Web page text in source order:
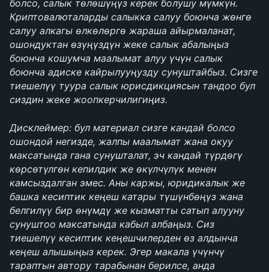
болсо, салык төлөшүңүз керек болушу мүмкүн.
Криптовалюталарды салыкка салуу боюнча жөнгө
салуу алкагы өлкөлөргө жараша айырмаланат,
ошондуктан өзүңүздүн жеке салык абалыңыз
боюнча кошумча маалымат алуу үчүн салык
боюнча адиске кайрылууңузду сунуштайбыз. Сизге
тиешелүү туура салык юрисдикциясын тандоо бул
сиздин жеке жоопкерчилигиңиз.
Дисклеймер: бул материал сизге кандай болсо
ошондой негизде, жалпы маалымат жана окуу
максатында гана сунушталат, эч кандай түрдөгү
көрсөтүлгөн кепилдик же өкүлчүлүк менен
камсыздалган эмес. Аны каржы, юридикалык же
башка кесиптик кеңеш катары түшүнбөңүз жана
белгилүү бир өнүмдү же кызматты сатып алууну
сунуштоо максатында кабыл албаңыз. Сиз
тиешелүү кесиптик кеңешчилерден өз алдынча
кеңеш алышыңыз керек. Эгер макала үчүнчү
тараптын автору тарабынан берилсе, анда